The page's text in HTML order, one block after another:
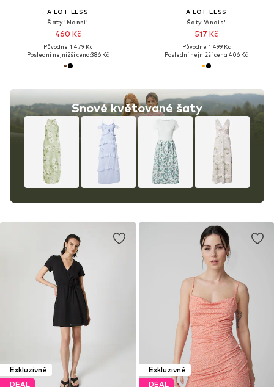
A LOT LESS
Šaty 'Nanni'
460 Kč
Původně: 1 479 Kč
Poslední nejnižší cena:386 Kč
Snové květované šaty
A LOT LESS
Šaty 'Anais'
517 Kč
Původně: 1 499 Kč
Poslední nejnižší cena:406 Kč
Exkluzivně
DEAL
Exkluzivně
DEAL